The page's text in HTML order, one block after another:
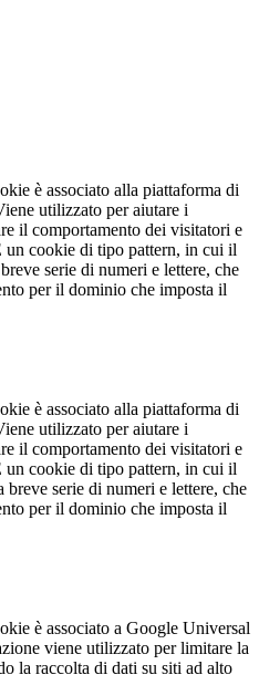
è associato alla piattaforma di
utilizzato per aiutare i
il comportamento dei visitatori e
un cookie di tipo pattern, in cui il
serie di numeri e lettere, che
per il dominio che imposta il
è associato alla piattaforma di
utilizzato per aiutare i
il comportamento dei visitatori e
un cookie di tipo pattern, in cui il
breve serie di numeri e lettere, che
per il dominio che imposta il
è associato a Google Universal
viene utilizzato per limitare la
la raccolta di dati su siti ad alto